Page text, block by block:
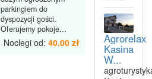
parkingiem do
dyspozycji gości.
Oferujemy pokoje...
Noclegi od: 40.00 zł Agrorelax
Kasina
W...